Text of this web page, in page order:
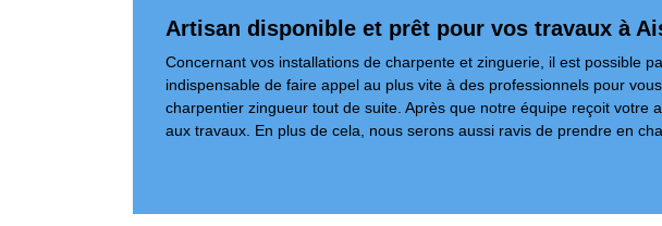
Artisan disponible et prêt pour vos travaux à
Concernant vos installations de charpente et zinguerie, il est possible
indispensable de faire appel au plus vite à des professionnels pour
charpentier zingueur tout de suite. Après que notre équipe reçoit
aux travaux. En plus de cela, nous serons aussi ravis de prendre en